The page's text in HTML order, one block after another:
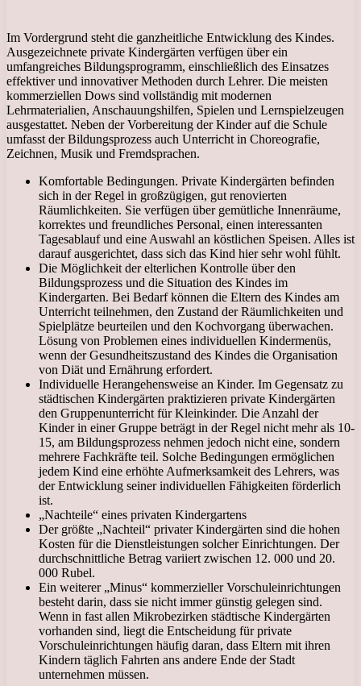
Im Vordergrund steht die ganzheitliche Entwicklung des Kindes.
Ausgezeichnete private Kindergärten verfügen über ein
umfangreiches Bildungsprogramm, einschließlich des Einsatzes
effektiver und innovativer Methoden durch Lehrer. Die meisten
kommerziellen Dows sind vollständig mit modernen
Lehrmaterialien, Anschauungshilfen, Spielen und Lernspielzeugen
ausgestattet. Neben der Vorbereitung der Kinder auf die Schule
umfasst der Bildungsprozess auch Unterricht in Choreografie,
Zeichnen, Musik und Fremdsprachen.
Komfortable Bedingungen. Private Kindergärten befinden
sich in der Regel in großzügigen, gut renovierten
Räumlichkeiten. Sie verfügen über gemütliche Innenräume,
korrektes und freundliches Personal, einen interessanten
Tagesablauf und eine Auswahl an köstlichen Speisen. Alles ist
darauf ausgerichtet, dass sich das Kind hier sehr wohl fühlt.
Die Möglichkeit der elterlichen Kontrolle über den
Bildungsprozess und die Situation des Kindes im
Kindergarten. Bei Bedarf können die Eltern des Kindes am
Unterricht teilnehmen, den Zustand der Räumlichkeiten und
Spielplätze beurteilen und den Kochvorgang überwachen.
Lösung von Problemen eines individuellen Kindermenüs,
wenn der Gesundheitszustand des Kindes die Organisation
von Diät und Ernährung erfordert.
Individuelle Herangehensweise an Kinder. Im Gegensatz zu
städtischen Kindergärten praktizieren private Kindergärten
den Gruppenunterricht für Kleinkinder. Die Anzahl der
Kinder in einer Gruppe beträgt in der Regel nicht mehr als 10-
15, am Bildungsprozess nehmen jedoch nicht eine, sondern
mehrere Fachkräfte teil. Solche Bedingungen ermöglichen
jedem Kind eine erhöhte Aufmerksamkeit des Lehrers, was
der Entwicklung seiner individuellen Fähigkeiten förderlich
ist.
„Nachteile“ eines privaten Kindergartens
Der größte „Nachteil“ privater Kindergärten sind die hohen
Kosten für die Dienstleistungen solcher Einrichtungen. Der
durchschnittliche Betrag variiert zwischen 12. 000 und 20.
000 Rubel.
Ein weiterer „Minus“ kommerzieller Vorschuleinrichtungen
besteht darin, dass sie nicht immer günstig gelegen sind.
Wenn in fast allen Mikrobezirken städtische Kindergärten
vorhanden sind, liegt die Entscheidung für private
Vorschuleinrichtungen häufig daran, dass Eltern mit ihren
Kindern täglich Fahrten ans andere Ende der Stadt
unternehmen müssen.